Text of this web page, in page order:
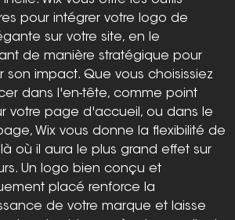
pour intégrer votre logo de
sur votre site, en le
de manière stratégique pour
son impact. Que vous choisissiez
dans l'en-tête, comme point
votre page d'accueil, ou dans le
Wix vous donne la flexibilité de
où il aura le plus grand effet sur
Un logo bien conçu et
placé renforce la
de votre marque et laisse